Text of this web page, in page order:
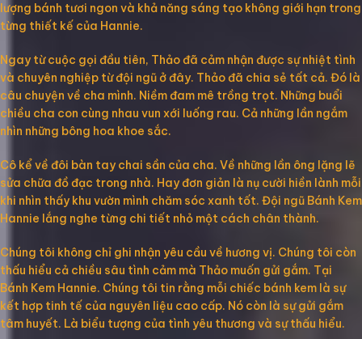
lượng bánh tươi ngon và khả năng sáng tạo không giới hạn trong
từng thiết kế của Hannie.
Ngay từ cuộc gọi đầu tiên, Thảo đã cảm nhận được sự nhiệt tình
và chuyên nghiệp từ đội ngũ ở đây. Thảo đã chia sẻ tất cả. Đó là
câu chuyện về cha mình. Niềm đam mê trồng trọt. Những buổi
chiều cha con cùng nhau vun xới luống rau. Cả những lần ngắm
nhìn những bông hoa khoe sắc.
Cô kể về đôi bàn tay chai sần của cha. Về những lần ông lặng lẽ
sửa chữa đồ đạc trong nhà. Hay đơn giản là nụ cười hiền lành mỗi
khi nhìn thấy khu vườn mình chăm sóc xanh tốt. Đội ngũ Bánh Kem
Hannie lắng nghe từng chi tiết nhỏ một cách chân thành.
Chúng tôi không chỉ ghi nhận yêu cầu về hương vị. Chúng tôi còn
thấu hiểu cả chiều sâu tình cảm mà Thảo muốn gửi gắm. Tại
Bánh Kem Hannie. Chúng tôi tin rằng mỗi chiếc bánh kem là sự
kết hợp tinh tế của nguyên liệu cao cấp. Nó còn là sự gửi gắm
tâm huyết. Là biểu tượng của tình yêu thương và sự thấu hiểu.